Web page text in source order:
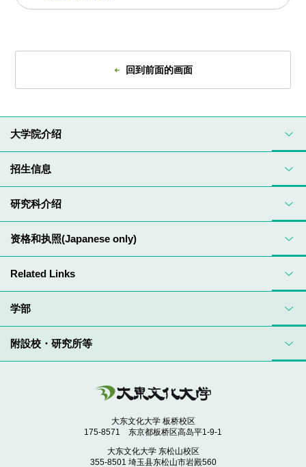
回到前面的画面
学部
附設校・研究所等
大东文化大学 板桥校区
175-8571 东京都板桥区高岛平1-9-1
大东文化大学 东松山校区
355-8501 埼玉县东松山市岩殿560
大学院介绍
招生信息
研究科介绍
资格和执照(Japanese only)
Related Links